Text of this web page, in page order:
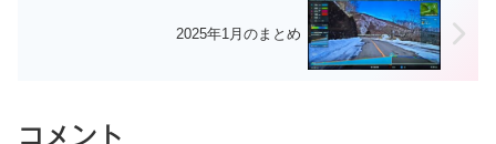
2025年1月のまとめ
コメント